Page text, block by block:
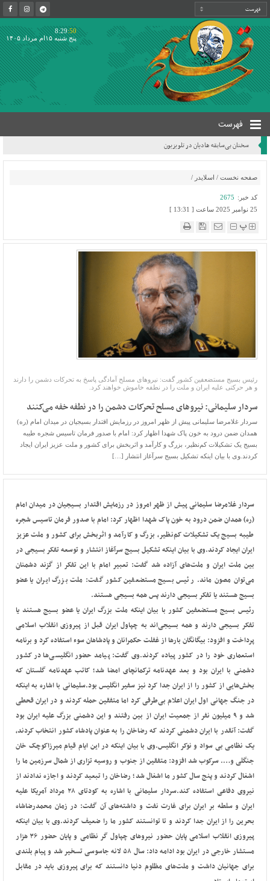
8:29:50
پنج شنبه ۱۵ام مرداد ۱۴۰۵
فهرست
سخنان بی‌سابقه هادیان در تلویزیون
صفحه نخست / اسلایدر /
کد خبر: 2675
25 نوامبر 2025 ساعت [ 13:31 ]
پ
رئیس بسیج مستضعفین کشور گفت: نیروهای مسلح آمادگی پاسخ به تحرکات دشمن را دارند
و هر حرکتی علیه ایران و ملت را در نطفه خاموش خواهند کرد.
سردار سلیمانی: نیروهای مسلح تحرکات دشمن را در نطفه خفه می‌کنند
سردار غلامرضا سلیمانی پیش از ظهر امروز در رزمایش اقتدار بسیجیان در میدان‌ امام (ره)
همدان ضمن درود به خون پاک شهدا اظهار کرد: امام با صدور فرمان تاسیس شجره طیبه
بسیج یک تشکیلات کم‌نظیر، بزرگ و کارآمد و اثربخش برای کشور و ملت عزیز ایران ایجاد
کردند.وی با بیان اینکه تشکیل بسیج سرآغاز انتشار […]
سردار غلامرضا سلیمانی پیش از ظهر امروز در رزمایش اقتدار بسیجیان در میدان‌ امام
(ره) همدان ضمن درود به خون پاک شهدا اظهار کرد: امام با صدور فرمان تاسیس شجره
طیبه بسیج یک تشکیلات کم‌نظیر، بزرگ و کارآمد و اثربخش برای کشور و ملت عزیز
ایران ایجاد کردند.وی با بیان اینکه تشکیل بسیج سرآغاز انتشار و توسعه تفکر بسیجی در
بین ملت ایران و ملت‌های آزاده شد گفت: تعبیر امام با این تفکر از گزند دشمنان
می‌توان مصون ماند. رئیس بسیج مستضعفین کشور گفت: ملت بزرگ ایران یا عضو
بسیج هستند یا تفکر بسیجی دارند پس همه بسیجی هستند.
رئیس بسیج مستضعفین کشور با بیان اینکه ملت بزرگ ایران یا عضو بسیج هستند یا
تفکر بسیجی دارند و همه بسیجی‌اند به چپاول ایران قبل از پیروزی انقلاب اسلامی
پرداخت و افزود: بیگانگان بارها از غفلت حکمرانان و پادشاهان سوء استفاده کرد و برنامه
استعماری خود را در کشور پیاده کردند.وی گفت: پیامد حضور انگلیسی‌ها در کشور
دشمنی با ایران بود و بعد عهدنامه ترکمانچای امضا شد؛ کاتب عهدنامه گلستان که
بخش‌هایی از کشور را از ایران جدا کرد نیز سفیر انگلیس بود.سلیمانی با اشاره به اینکه
در جنگ جهانی اول ایران اعلام بی‌طرفی کرد اما متفقین حمله کردند و در ایران قحطی
شد و ۹ میلیون نفر از جمعیت ایران از بین رفتند و این دشمنی بزرگ علیه ایران بود
گفت: آنقدر با ایران دشمنی کردند که رضاخان را به عنوان پادشاه کشور انتخاب کردند،
یک نظامی بی سواد و نوکر انگلیس.وی با بیان اینکه در این ایام قیام میرزاکوچک خان
جنگلی و…. سرکوب شد افزود: متفقین از جنوب و روسیه تزاری از شمال سرزمین ما را
اشغال کردند و پنج سال کشور ما اشغال شد؛ رضاخان را تبعید کردند و اجازه ندادند از
نیروی دفاعی استفاده کند.
سردار سلیمانی با اشاره به کودتای ۲۸ مرداد آمریکا علیه
ایران و سلطه بر ایران برای غارت نفت و داشته‌های آن گفت: در زمان محمدرضاشاه
بحرین را از ایران جدا کردند و تا توانستند کشور ما را ضعیف کردند.وی با بیان اینکه
پیروزی انقلاب اسلامی پایان حضور نیروهای چپاول‌ گر نظامی و پایان حضور ۳۶ هزار
مستشار خارجی در ایران بود ادامه داد: سال ۵۸ لانه جاسوسی تسخیر شد و پیام بلندی
برای جهانیان داشت و ملت‌های مظلوم دنیا دانستند که برای پیروزی باید در مقابل